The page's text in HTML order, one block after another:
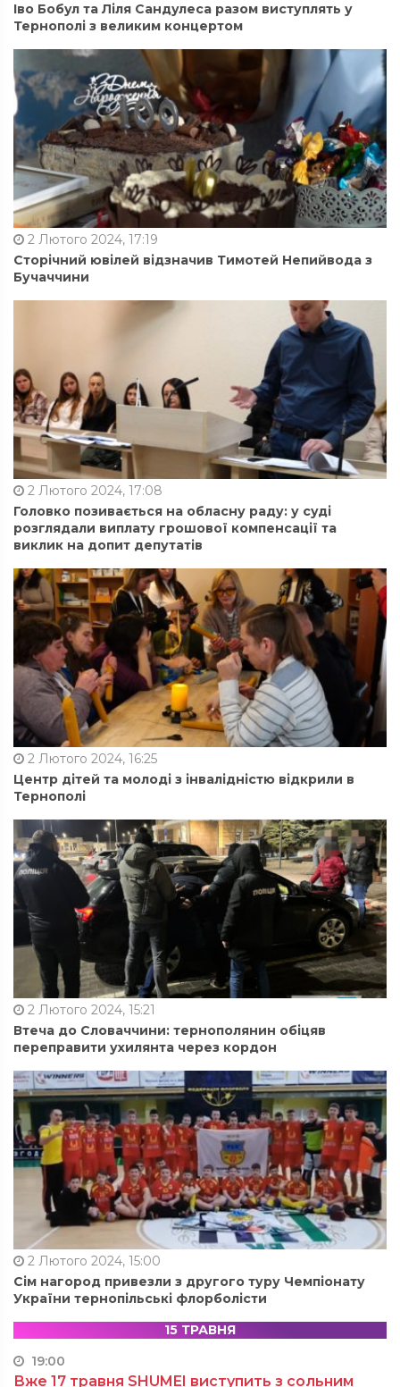
Іво Бобул та Ліля Сандулеса разом виступлять у
Тернополі з великим концертом
2 Лютого 2024, 17:19
Сторічний ювілей відзначив Тимотей Непийвода з
Бучаччини
2 Лютого 2024, 17:08
Головко позивається на обласну раду: у суді
розглядали виплату грошової компенсації та
виклик на допит депутатів
2 Лютого 2024, 16:25
Центр дітей та молоді з інвалідністю відкрили в
Тернополі
2 Лютого 2024, 15:21
Втеча до Словаччини: тернополянин обіцяв
переправити ухилянта через кордон
2 Лютого 2024, 15:00
Сім нагород привезли з другого туру Чемпіонату
України тернопільські флорболісти
15 ТРАВНЯ
19:00
Вже 17 травня SHUMEI виступить з сольним